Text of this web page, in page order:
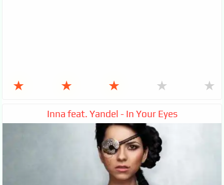
★ ★ ★ ★ ★
Inna feat. Yandel - In Your Eyes